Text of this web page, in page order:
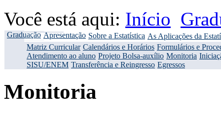
Você está aqui: Início
Graduação Apresentação Sobre a Estatística As Aplicações da
Matriz Curricular Calendários e Horários Formulários e
Atendimento ao aluno Projeto Bolsa-auxílio Monitoria
SISU/ENEM Transferência e Reingresso Egressos
Monitoria